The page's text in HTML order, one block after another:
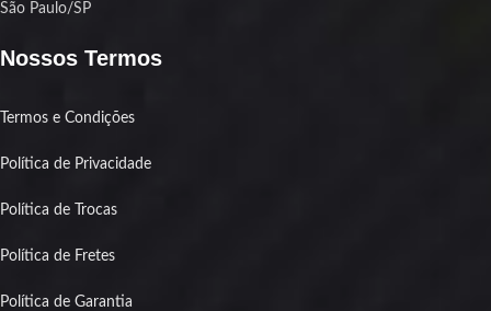
São Paulo/SP
Nossos Termos
Termos e Condições
Política de Privacidade
Política de Trocas
Política de Fretes
Política de Garantia